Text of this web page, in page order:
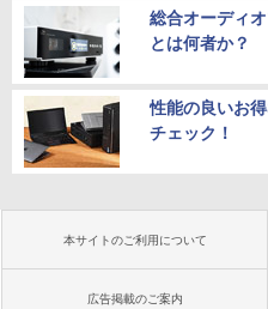
総合オーディ
とは何者か？
性能の良いお
チェック！
本サイトのご利用について
広告掲載のご案内